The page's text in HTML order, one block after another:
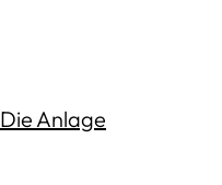
Die Anlage